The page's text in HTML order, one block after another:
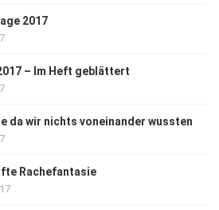
2017
– Im Heft geblättert
da wir nichts voneinander wussten
Rachefantasie